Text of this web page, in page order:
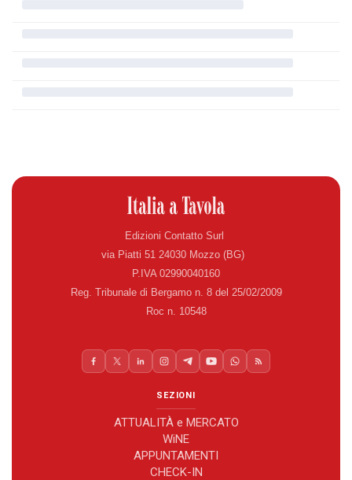
Edizioni Contatto Surl
via Piatti 51 24030 Mozzo (BG)
P.IVA 02990040160
Reg. Tribunale di Bergamo n. 8 del 25/02/2009
Roc n. 10548
SEZIONI
ATTUALITÀ e MERCATO
WiNE
APPUNTAMENTI
CHECK-IN